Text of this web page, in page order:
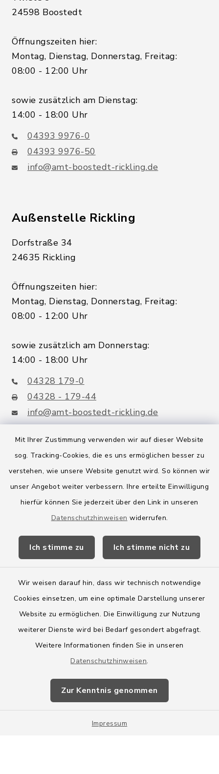
Mit Ihrer Zustimmung verwenden wir auf dieser Website
sog. Tracking-Cookies, die es uns ermöglichen besser zu
verstehen, wie unsere Website genutzt wird. So können wir
unser Angebot weiter verbessern. Ihre erteilte Einwilligung
hierfür können Sie jederzeit über den Link in unseren
Datenschutzhinweisen widerrufen.
Ich stimme zu Ich stimme nicht zu
Wir weisen darauf hin, dass wir technisch notwendige
Cookies einsetzen, um eine optimale Darstellung unserer
Website zu ermöglichen. Die Einwilligung zur Nutzung
weiterer Dienste wird bei Bedarf gesondert abgefragt.
Weitere Informationen finden Sie in unseren
Datenschutzhinweisen.
Zur Kenntnis genommen
Impressum
24598 Boostedt
Öffnungszeiten hier:
Montag, Dienstag, Donnerstag, Freitag:
08:00 - 12:00 Uhr
sowie zusätzlich am Dienstag:
14:00 - 18:00 Uhr
04393 9976-0
04393 9976-50
info@amt-boostedt-rickling.de
Außenstelle Rickling
Dorfstraße 34
24635 Rickling
Öffnungszeiten hier:
Montag, Dienstag, Donnerstag, Freitag:
08:00 - 12:00 Uhr
sowie zusätzlich am Donnerstag:
14:00 - 18:00 Uhr
04328 179-0
04328 - 179-44
info@amt-boostedt-rickling.de
Quicklinks
Amt Boostedt-Rickling
Amtsbroschüre
Wege-Zweckverband
Barrierefreiheit
Impressum
Sitemap